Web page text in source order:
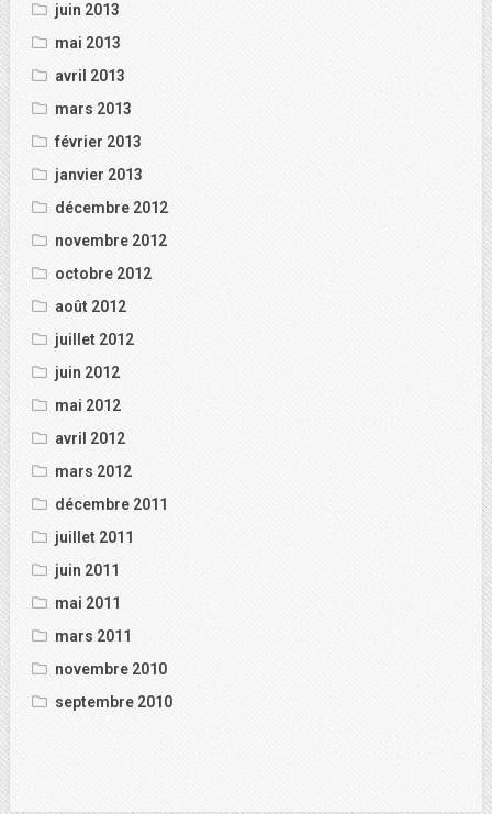
juin 2013
mai 2013
avril 2013
mars 2013
février 2013
janvier 2013
décembre 2012
novembre 2012
octobre 2012
août 2012
juillet 2012
juin 2012
mai 2012
avril 2012
mars 2012
décembre 2011
juillet 2011
juin 2011
mai 2011
mars 2011
novembre 2010
septembre 2010